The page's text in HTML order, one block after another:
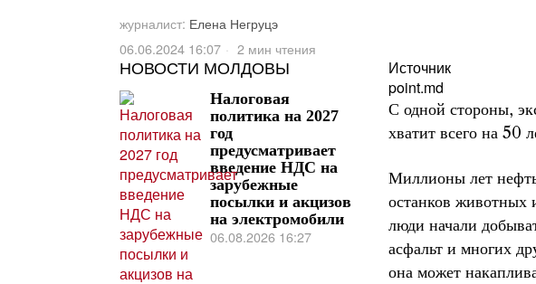
журналист: Елена Негруцэ
06.06.2024 16:07
2 мин чтения
Источник
point.md
С одной стороны,
хватит всего на 50
Миллионы лет
останков животных
люди начали
асфальт и многих
она может
НОВОСТИ МОЛДОВЫ
Налоговая
политика на 2027
год
предусматривает
введение НДС на
зарубежные
посылки и акцизов
на электромобили
06.08.2026 16:27